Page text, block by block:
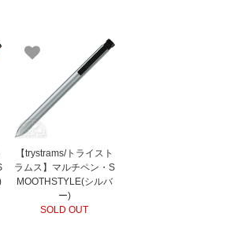
【trystrams/トライスト
ラムス】マルチペン・S
MOOTHSTYLE(シルバ
ー)
SOLD OUT